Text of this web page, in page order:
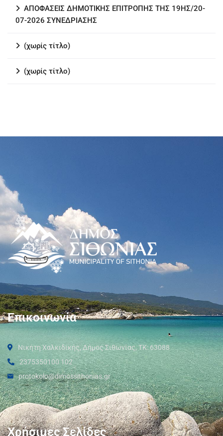
ΑΠΟΦΑΣΕΙΣ ΔΗΜΟΤΙΚΗΣ ΕΠΙΤΡΟΠΗΣ ΤΗΣ 19ΗΣ/20-
07-2026 ΣΥΝΕΔΡΙΑΣΗΣ
(χωρίς τίτλο)
(χωρίς τίτλο)
Επικοινωνία
Νικήτη Χαλκιδικής, Δήμος Σιθωνίας, ΤΚ: 63088
2375350100 102
protokolo@dimossithonias.gr
Χρήσιμες Σελίδες